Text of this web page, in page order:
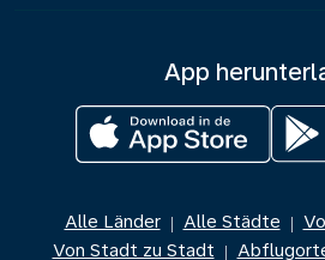
App
Alle Länder | Alle Städte |
Von Stadt zu Stadt |